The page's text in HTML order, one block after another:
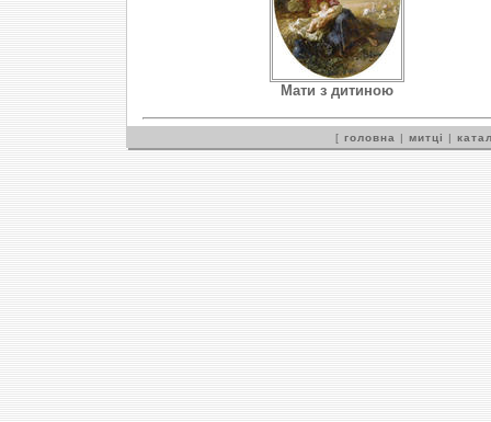
Мати з дитиною
[ головна | митці |